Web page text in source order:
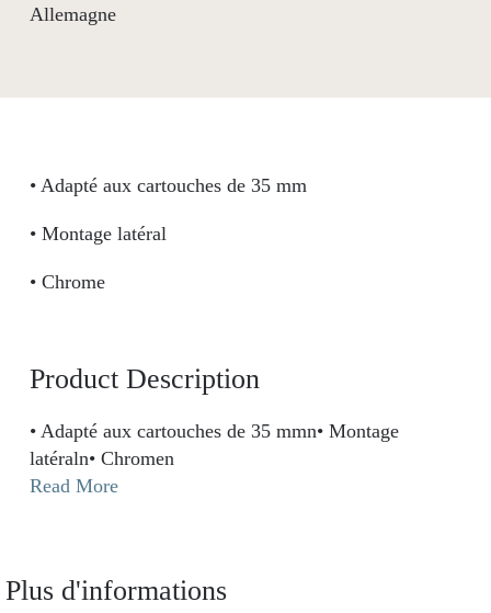
Allemagne
Product Description
• Adapté aux cartouches de 35 mmn• Montage
latéraln• Chromen
Read More
• Adapté aux cartouches de 35 mm
• Montage latéral
• Chrome
Plus d'informations